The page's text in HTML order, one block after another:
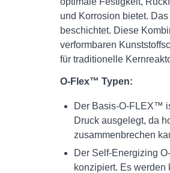
und Korrosion bietet.
beschichtet. Diese
verformbaren
für traditionelle
O-Flex™ Typen:
Der Basis-O-FLEX™
Druck ausgelegt, da
zusammenbrechen
Der Self-Energizing
konzipiert. Es